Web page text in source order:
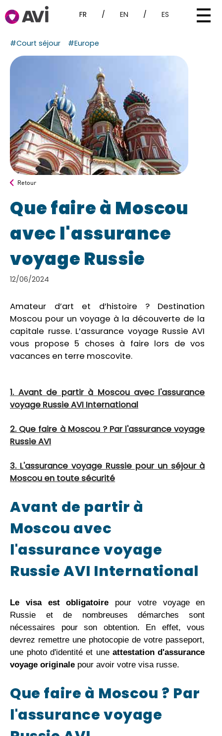
FR / EN / ES
#Court séjour #Europe
Retour
Que faire à Moscou
avec l'assurance
voyage Russie
12/06/2024
Amateur d’art et d’histoire ? Destination
Moscou pour un voyage à la découverte de la
capitale russe. L’assurance voyage Russie AVI
vous propose 5 choses à faire lors de vos
vacances en terre moscovite.
1. Avant de partir à Moscou avec l'assurance
voyage Russie AVI International
2. Que faire à Moscou ? Par l'assurance voyage
Russie AVI
3. L'assurance voyage Russie pour un séjour à
Moscou en toute sécurité
Avant de partir à
Moscou avec
l'assurance voyage
Russie AVI International
Le visa est obligatoire pour votre voyage en
Russie et de nombreuses démarches sont
nécessaires pour son obtention. En effet, vous
devrez remettre une photocopie de votre passeport,
une photo d'identité et uneattestation d'assurance
voyage originale pour avoir votre visa russe.
Que faire à Moscou ? Par
l'assurance voyage